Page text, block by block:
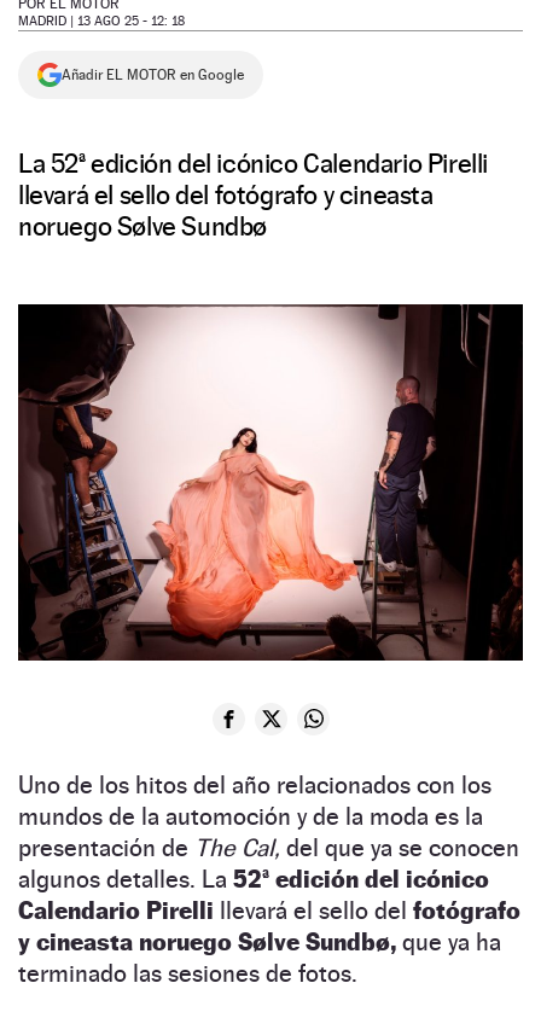
NEWSLETTER
POR EL MOTOR
MADRID | 13 AGO 25 - 12: 18
Añadir EL MOTOR en Google
La 52ª edición del icónico Calendario Pirelli
llevará el sello del fotógrafo y cineasta
noruego Sølve Sundbø
Uno de los hitos del año relacionados con los
mundos de la automoción y de la moda es la
presentación de The Cal, del que ya se conocen
algunos detalles. La 52ª edición del icónico
Calendario Pirelli llevará el sello del fotógrafo
y cineasta noruego Sølve Sundbø, que ya ha
terminado las sesiones de fotos.